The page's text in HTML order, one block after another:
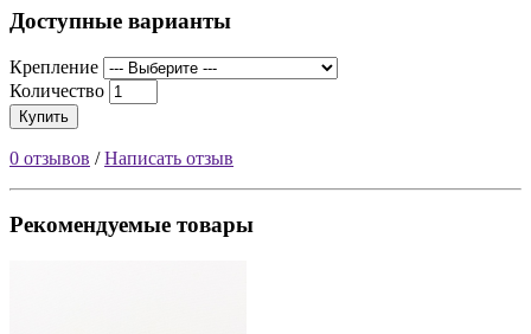
Доступные варианты
Крепление
Количество
Купить
0 отзывов /Написать отзыв
Рекомендуемые товары